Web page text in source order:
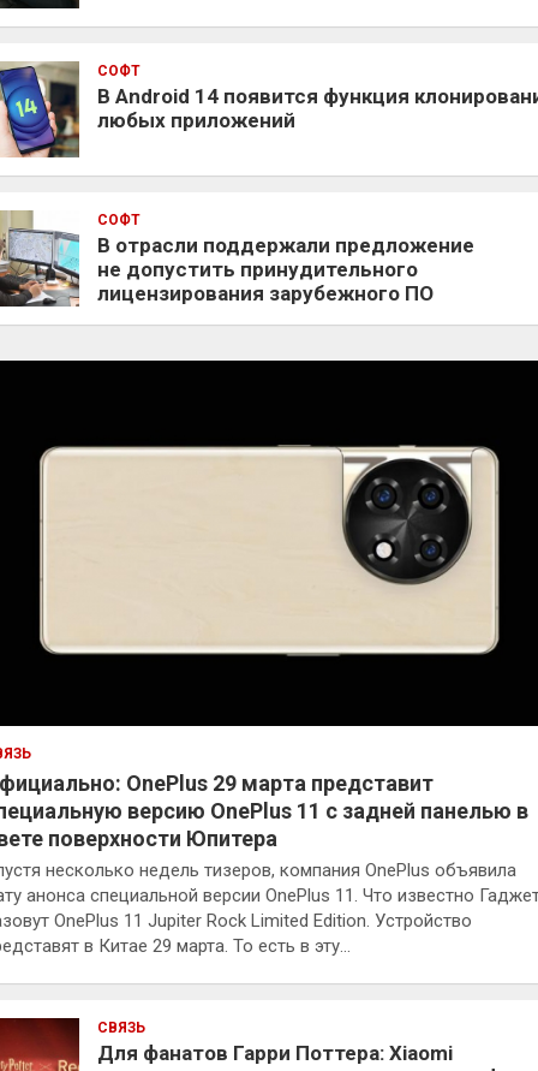
СОФТ
В Android 14 появится функция
любых приложений
СОФТ
В отрасли поддержали предложение
не допустить принудительного
лицензирования зарубежного ПО
OnePlus 29 марта представит
версию OnePlus 11 с задней панелью в
поверхности Юпитера
несколько недель тизеров, компания OnePlus объявила
анонса специальной версии OnePlus 11. Что известно
OnePlus 11 Jupiter Rock Limited Edition. Устройство
в Китае 29 марта. То есть в эту…
СВЯЗЬ
Для фанатов Гарри Поттера: Xiaomi